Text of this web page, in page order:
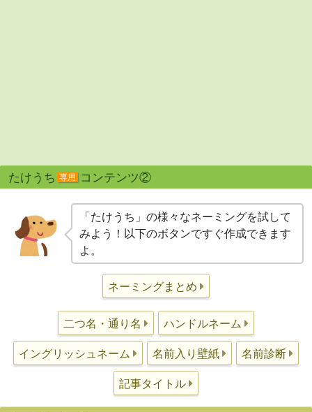
たけうち 専用 コンテンツ②
「たけうち」の様々なネーミングを試して
みよう！以下のボタンですぐ作成できます
よ。
ネーミングまとめ
二つ名・通り名 ハンドルネーム
イングリッシュネーム 名前入り壁紙 名前診断
記事タイトル